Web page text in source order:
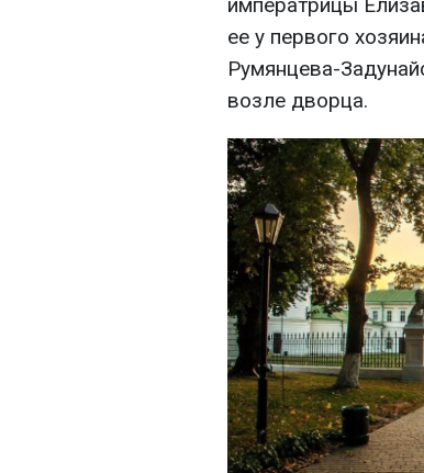
ее у первого
Румянцева-
возле дворца.